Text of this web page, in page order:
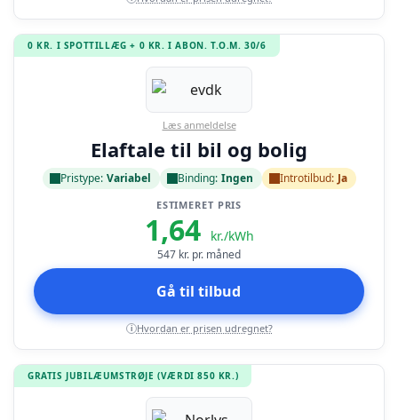
0 KR. I SPOTTILLÆG + 0 KR. I ABON. T.O.M. 30/6
Læs anmeldelse
Elaftale til bil og bolig
Pristype: Variabel Binding: Ingen Introtilbud: Ja
ESTIMERET PRIS
1,64 kr./kWh
547 kr. pr. måned
Gå til tilbud
i Hvordan er prisen udregnet?
GRATIS JUBILÆUMSTRØJE (VÆRDI 850 KR.)